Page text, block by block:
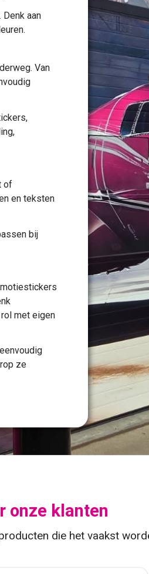
aan
Van
of
en teksten
bij
met eigen
ze
onze klanten
die het vaakst